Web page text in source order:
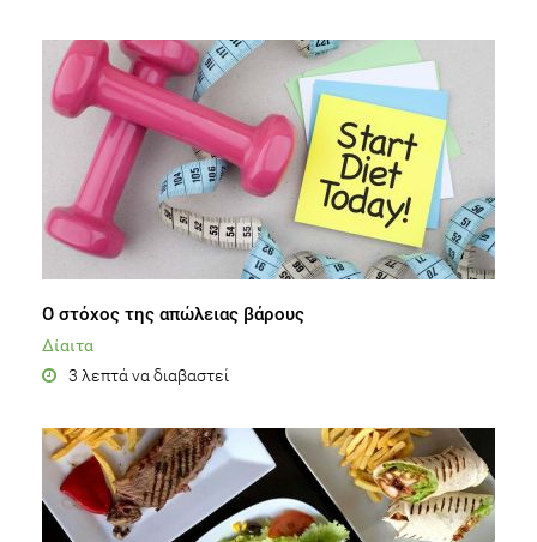
Ο στόχος της απώλειας βάρους
Δίαιτα
3 λεπτά να διαβαστεί